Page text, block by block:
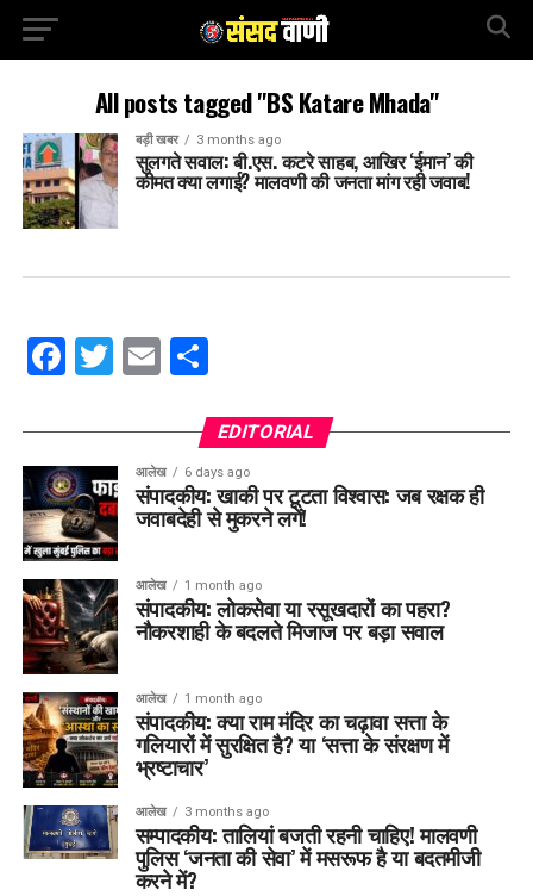
All posts tagged "BS Katare Mhada"
बड़ी खबर 3 months ago
सुलगते सवाल: बी.एस. कटरे साहब, आखिर ‘ईमान’ की
कीमत क्या लगाई? मालवणी की जनता मांग रही जवाब!
Facebook
Twitter
EmailShare
EDITORIAL
आलेख 6 days ago
संपादकीय: खाकी पर टूटता विश्वास: जब रक्षक ही
जवाबदेही से मुकरने लगें!
आलेख 1 month ago
संपादकीय: लोकसेवा या रसूखदारों का पहरा?
नौकरशाही के बदलते मिजाज पर बड़ा सवाल
आलेख 1 month ago
संपादकीय: क्या राम मंदिर का चढ़ावा सत्ता के
गलियारों में सुरक्षित है? या ‘सत्ता के संरक्षण में
भ्रष्टाचार’
आलेख 3 months ago
सम्पादकीय: तालियां बजती रहनी चाहिए! मालवणी
पुलिस ‘जनता की सेवा’ में मसरूफ है या बदतमीजी
करने में?